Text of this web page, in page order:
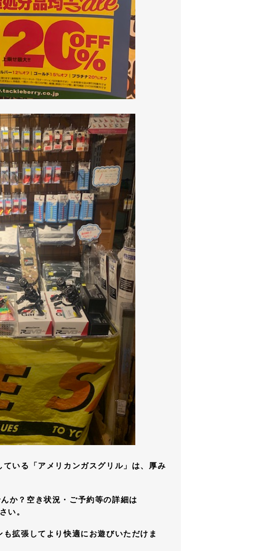
いる「アメリカンガスグリル」は、厚み
か？空き状況・ご予約等の詳細は
い。
拡張してより快適にお遊びいただけま